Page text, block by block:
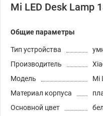
Mi LED Desk Lamp
Общие параметры
Тип устройства
Производитель
Модель
Mi
Материал корпуса
Основной цвет